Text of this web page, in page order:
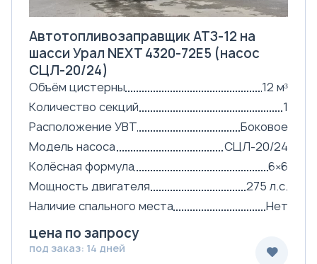
Автотопливозаправщик АТЗ-12 на
шасси Урал NEXT 4320-72Е5 (насос
СЦЛ-20/24)
Объём цистерны
12 м³
Количество секций
1
Расположение УВТ
Боковое
Модель насоса
СЦЛ-20/24
Колёсная формула
6×6
Мощность двигателя
275 л.с.
Наличие спального места
Нет
цена по запросу
под заказ: 14 дней